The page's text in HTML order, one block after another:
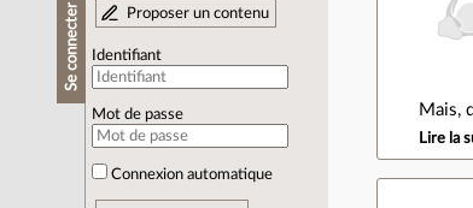
Se connecter Proposer un contenu
Identifiant
Mot de passe
Connexion automatique
Mais,
Lire la